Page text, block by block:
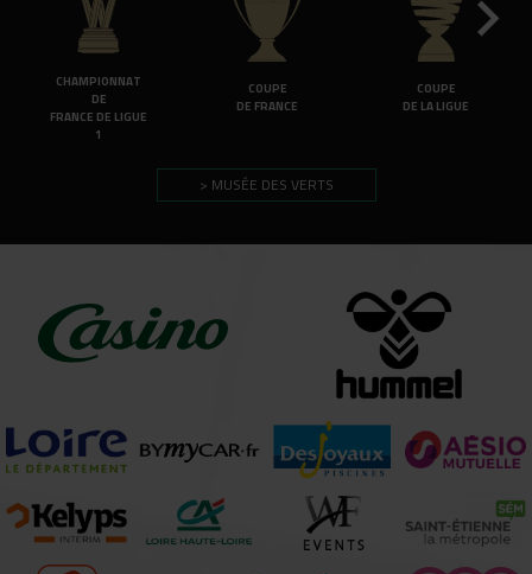
CHAMPIONNAT
DE
FRANCE DE LIGUE
1
COUPE
DE FRANCE
COUPE
DE LA LIGUE
> MUSÉE DES VERTS